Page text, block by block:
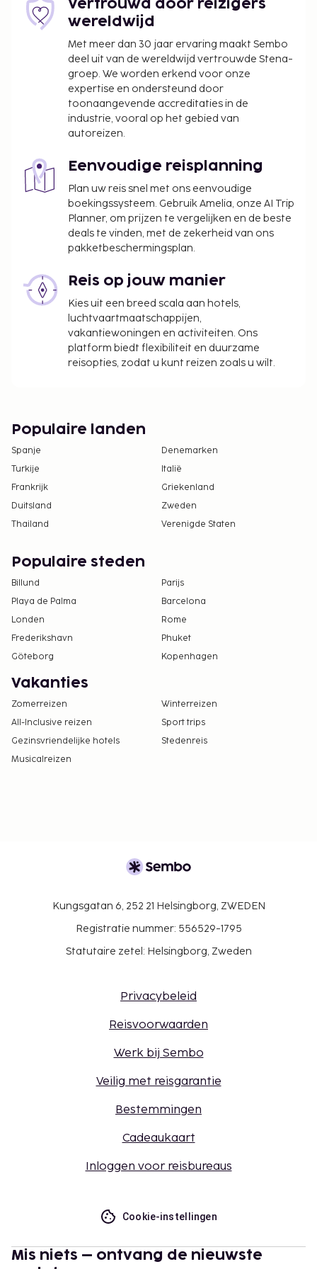
Deze lijst is mogelijk niet volledig. Toeslagen en
borgsommen zijn mogelijk excl. btw en kunnen
Vertrouwd door reizigers
wereldwijd
Met meer dan 30 jaar ervaring maakt Sembo
deel uit van de wereldwijd vertrouwde Stena-
groep. We worden erkend voor onze
expertise en ondersteund door
toonaangevende accreditaties in de
industrie, vooral op het gebied van
autoreizen.
Eenvoudige reisplanning
Plan uw reis snel met ons eenvoudige
boekingssysteem. Gebruik Amelia, onze AI Trip
Planner, om prijzen te vergelijken en de beste
deals te vinden, met de zekerheid van ons
pakketbeschermingsplan.
Reis op jouw manier
Kies uit een breed scala aan hotels,
luchtvaartmaatschappijen,
vakantiewoningen en activiteiten. Ons
platform biedt flexibiliteit en duurzame
reisopties, zodat u kunt reizen zoals u wilt.
Populaire landen
Spanje
Denemarken
Turkije
Italië
Frankrijk
Griekenland
Duitsland
Zweden
Thailand
Verenigde Staten
Populaire steden
Billund
Parijs
Playa de Palma
Barcelona
Londen
Rome
Frederikshavn
Phuket
Göteborg
Kopenhagen
Vakanties
Zomerreizen
Winterreizen
All-Inclusive reizen
Sport trips
Gezinsvriendelijke hotels
Stedenreis
Musicalreizen
Kungsgatan 6, 252 21 Helsingborg, ZWEDEN
Registratie nummer: 556529-1795
Statutaire zetel: Helsingborg, Zweden
Privacybeleid
Reisvoorwaarden
Werk bij Sembo
Veilig met reisgarantie
Bestemmingen
Cadeaukaart
Inloggen voor reisbureaus
Cookie-instellingen
Mis niets – ontvang de nieuwste